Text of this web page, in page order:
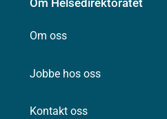
Om Helsedirektoratet
Om oss
Jobbe hos oss
Kontakt oss